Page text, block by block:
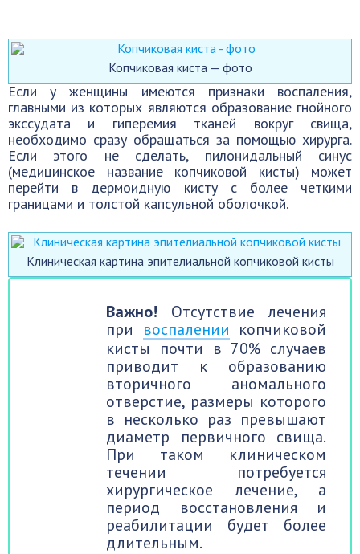
Копчиковая киста — фото
Если у женщины имеются признаки воспаления,
главными из которых являются образование гнойного
экссудата и гиперемия тканей вокруг свища,
необходимо сразу обращаться за помощью хирурга.
Если этого не сделать, пилонидальный синус
(медицинское название копчиковой кисты) может
перейти в дермоидную кисту с более четкими
границами и толстой капсульной оболочкой.
Клиническая картина эпителиальной копчиковой кисты
Важно! Отсутствие лечения
при воспалении копчиковой
кисты почти в 70% случаев
приводит к образованию
вторичного аномального
отверстие, размеры которого
в несколько раз превышают
диаметр первичного свища.
При таком клиническом
течении потребуется
хирургическое лечение, а
период восстановления и
реабилитации будет более
длительным.